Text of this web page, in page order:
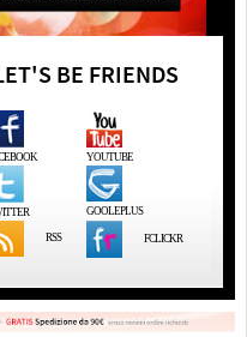
BE FRIENDS
YOUTUBE
GOOLEPLUS
RSS FCLICKR